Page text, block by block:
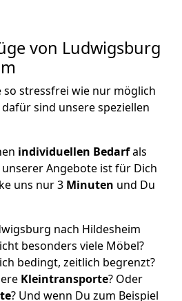
von Ludwigsburg
so stressfrei wie nur möglich
sind unsere speziellen
individuellen Bedarfals
Angebote ist für Dich
uns nur 3 Minuten und Du
nach Hildesheim
besonders viele Möbel?
bedingt, zeitlich begrenzt?
Kleintransporte? Oder
? Und wenn Du zum Beispiel